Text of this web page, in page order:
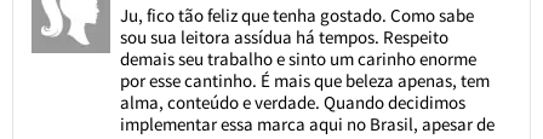
Ju, fico tão feliz que tenha gostado. Como sabe
sou sua leitora assídua há tempos. Respeito
demais seu trabalho e sinto um carinho enorme
por esse cantinho. É mais que beleza apenas, tem
alma, conteúdo e verdade. Quando decidimos
implementar essa marca aqui no Brasil, apesar de